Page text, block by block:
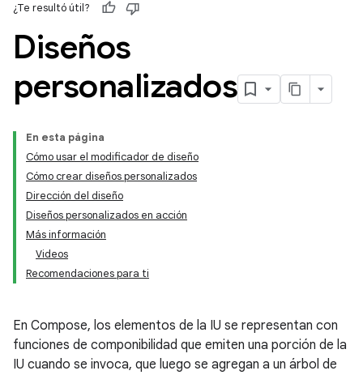
¿Te resultó útil?
Diseños
personalizados
En esta página
Cómo usar el modificador de diseño
Cómo crear diseños personalizados
Dirección del diseño
Diseños personalizados en acción
Más información
Videos
Recomendaciones para ti
En Compose, los elementos de la IU se representan con
funciones de componibilidad que emiten una porción de la
IU cuando se invoca, que luego se agregan a un árbol de